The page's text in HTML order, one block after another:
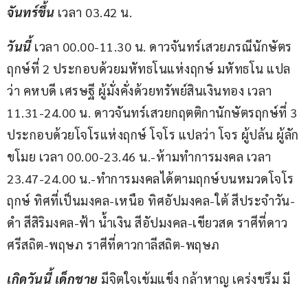
จันทร์ขึ้น เวลา 03.42 น.
วันนี้ เวลา 00.00-11.30 น. ดาวจันทร์เสวยภรณีนักษัตร
ฤกษ์ที่ 2 ประกอบด้วยมหัทธโนแห่งฤกษ์ มหัทธโน แปล
ว่า คหบดี เศรษฐี ผู้มั่งคั่งด้วยทรัพย์สินเงินทอง เวลา
11.31-24.00 น. ดาวจันทร์เสวยกฤตติกานักษัตรฤกษ์ที่ 3
ประกอบด้วยโจโรแห่งฤกษ์ โจโร แปลว่า โจร ผู้ปล้น ผู้ลัก
ขโมย เวลา 00.00-23.46 น.-ห้ามทำการมงคล เวลา
23.47-24.00 น.-ทำการมงคลได้ตามฤกษ์บนหมวดโจโร
ฤกษ์ ทิศที่เป็นมงคล-เหนือ ทิศอัปมงคล-ใต้ สีประจำวัน-
ดำ สีสิริมงคล-ฟ้า น้ำเงิน สีอัปมงคล-เขียวสด ราศีที่ดาว
ศรีสถิต-พฤษภ ราศีที่ดาวกาลีสถิต-พฤษภ
เกิดวันนี้ เด็กชาย มีจิตใจเข้มแข็ง กล้าหาญ เคร่งขรึม มี